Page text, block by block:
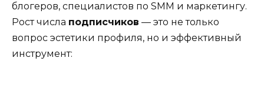
блогеров, специалистов по SMM и маркетингу.
Рост числа подписчиков — это не только
вопрос эстетики профиля, но и эффективный
инструмент: